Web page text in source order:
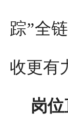
踪”全
收更有
岗